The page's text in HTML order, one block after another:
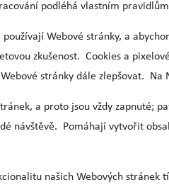
podléhá vlastním
Webové stránky, a
zkušenost. Cookies a
stránky dále zlepšovat.
a proto jsou vždy zapnuté;
návštěvě. Pomáhají vytvořit
našich Webových